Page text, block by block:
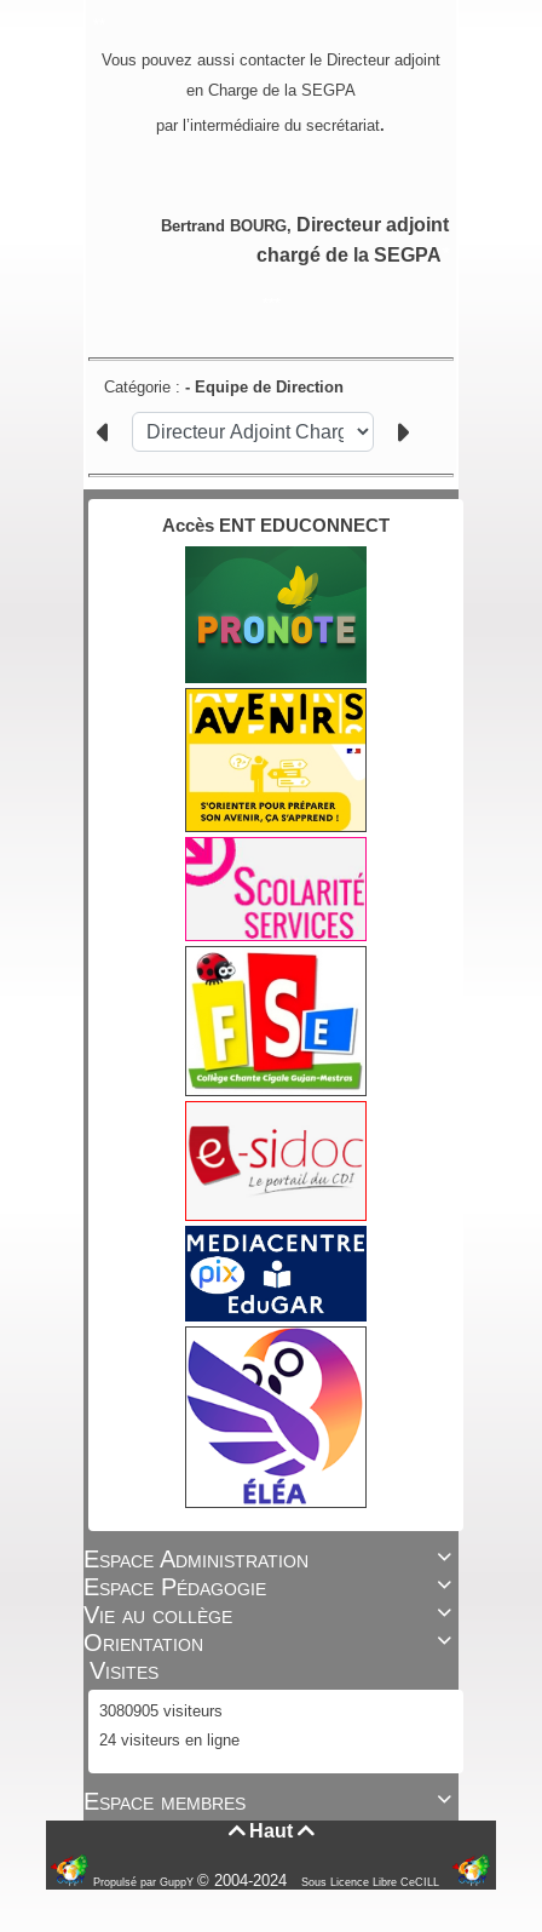
Accès ENT EDUCONNECT

Espace Administration

Espace Pédagogie

Vie au collège

Orientation
Visites
3080905 visiteurs
24 visiteurs en ligne

Espace membres
Vous pouvez aussi contacter le Directeur adjoint
en Charge de la SEGPA
par l’intermédiaire du secrétariat.
Bertrand BOURG, Directeur adjoint
chargé de la SEGPA
Catégorie :- Equipe de Direction
Haut 
Propulsé par GuppY© 2004-2024 Sous Licence Libre CeCILL